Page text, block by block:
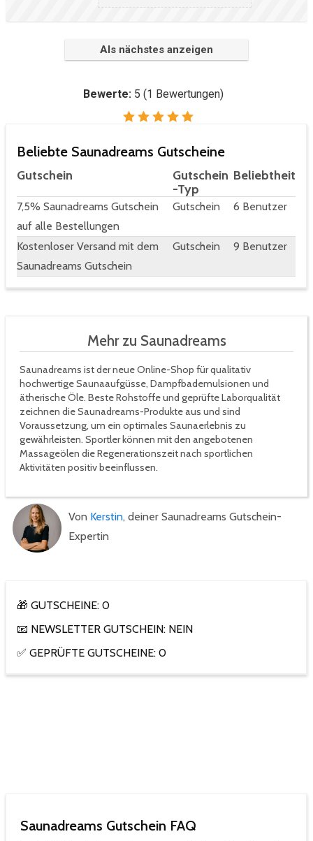
Als nächstes anzeigen
Bewerte: 5 (1 Bewertungen)
Beliebte Saunadreams Gutscheine
Gutschein
Gutschein
-Typ
Beliebtheit
7,5% Saunadreams Gutschein
auf alle Bestellungen
Gutschein 6 Benutzer
Kostenloser Versand mit dem
Saunadreams Gutschein
Gutschein 9 Benutzer
Mehr zu Saunadreams
Saunadreams ist der neue Online-Shop für qualitativ
hochwertige Saunaaufgüsse, Dampfbademulsionen und
ätherische Öle. Beste Rohstoffe und geprüfte Laborqualität
zeichnen die Saunadreams-Produkte aus und sind
Voraussetzung, um ein optimales Saunaerlebnis zu
gewährleisten. Sportler können mit den angebotenen
Massageölen die Regenerationszeit nach sportlichen
Aktivitäten positiv beeinflussen.
Von Kerstin, deiner Saunadreams Gutschein-
Expertin
🎁 GUTSCHEINE: 0
📧 NEWSLETTER GUTSCHEIN: NEIN
✅ GEPRÜFTE GUTSCHEINE: 0
Saunadreams Gutschein FAQ